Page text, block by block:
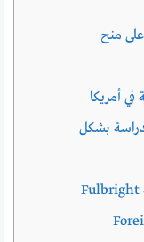
منح
أمريكا
للدراسة بشكل
منحة الحكومة الأمريكية Fulbright